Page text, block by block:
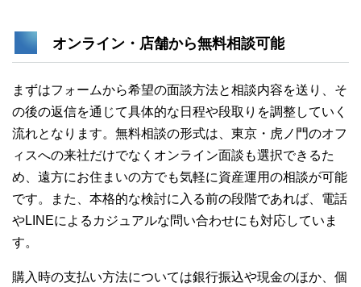
オンライン・店舗から無料相談可能
まずはフォームから希望の面談方法と相談内容を送り、そ
の後の返信を通じて具体的な日程や段取りを調整していく
流れとなります。無料相談の形式は、東京・虎ノ門のオフ
ィスへの来社だけでなくオンライン面談も選択できるた
め、遠方にお住まいの方でも気軽に資産運用の相談が可能
です。また、本格的な検討に入る前の段階であれば、電話
やLINEによるカジュアルな問い合わせにも対応していま
す。
購入時の支払い方法については銀行振込や現金のほか、個